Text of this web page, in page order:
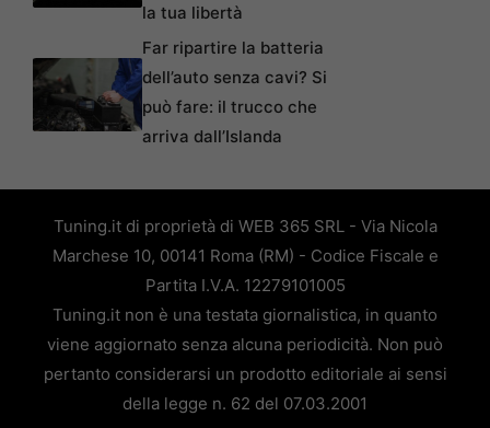
la tua libertà
Far ripartire la batteria
dell’auto senza cavi? Si
può fare: il trucco che
arriva dall’Islanda
Tuning.it di proprietà di WEB 365 SRL - Via Nicola
Marchese 10, 00141 Roma (RM) - Codice Fiscale e
Partita I.V.A. 12279101005
Tuning.it non è una testata giornalistica, in quanto
viene aggiornato senza alcuna periodicità. Non può
pertanto considerarsi un prodotto editoriale ai sensi
della legge n. 62 del 07.03.2001